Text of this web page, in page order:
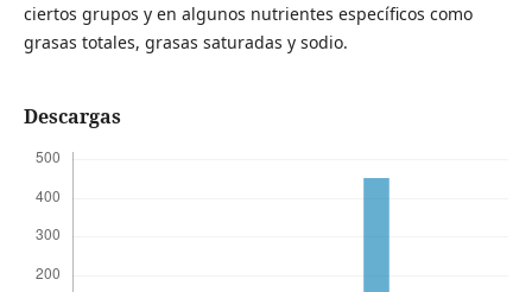
ciertos grupos y en algunos nutrientes específicos como
grasas totales, grasas saturadas y sodio.
Descargas